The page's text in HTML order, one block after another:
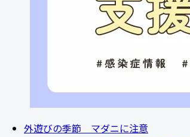
外遊びの季節 マダニに注意